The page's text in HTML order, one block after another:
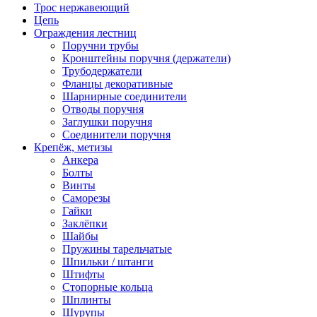
Трос нержавеющий
Цепь
Ограждения лестниц
Поручни трубы
Кронштейны поручня (держатели)
Трубодержатели
Фланцы декоративные
Шарнирные соединители
Отводы поручня
Заглушки поручня
Соединители поручня
Крепёж, метизы
Анкера
Болты
Винты
Саморезы
Гайки
Заклёпки
Шайбы
Пружины тарельчатые
Шпильки / штанги
Штифты
Стопорные кольца
Шплинты
Шурупы